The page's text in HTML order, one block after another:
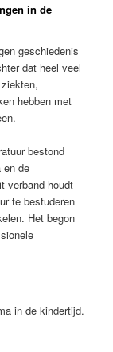
in de
geschiedenis
dat heel veel
hebben met
bestond
en de
verband houdt
te bestuderen
Het begon
in de kindertijd.